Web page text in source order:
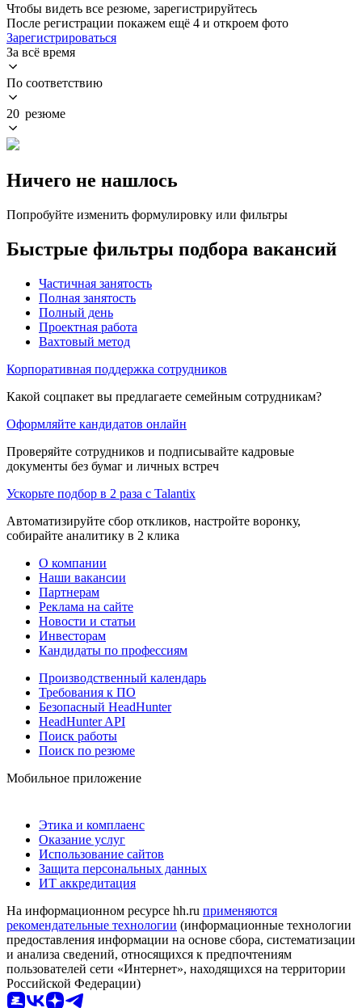
Чтобы видеть все резюме, зарегистрируйтесь
После регистрации покажем ещё 4 и откроем фото
Зарегистрироваться
За всё время
По соответствию
20 резюме
Ничего не нашлось
Попробуйте изменить формулировку или фильтры
Быстрые фильтры подбора вакансий
Частичная занятость
Полная занятость
Полный день
Проектная работа
Вахтовый метод
Корпоративная поддержка сотрудников
Какой соцпакет вы предлагаете семейным сотрудникам?
Оформляйте кандидатов онлайн
Проверяйте сотрудников и подписывайте кадровые
документы без бумаг и личных встреч
Ускорьте подбор в 2 раза с Talantix
Автоматизируйте сбор откликов, настройте воронку,
собирайте аналитику в 2 клика
О компании
Наши вакансии
Партнерам
Реклама на сайте
Новости и статьи
Инвесторам
Кандидаты по профессиям
Производственный календарь
Требования к ПО
Безопасный HeadHunter
HeadHunter API
Поиск работы
Поиск по резюме
Мобильное приложение
Этика и комплаенс
Оказание услуг
Использование сайтов
Защита персональных данных
ИТ аккредитация
На информационном ресурсе hh.ru применяются
рекомендательные технологии (информационные технологии
предоставления информации на основе сбора, систематизации
и анализа сведений, относящихся к предпочтениям
пользователей сети «Интернет», находящихся на территории
Российской Федерации)